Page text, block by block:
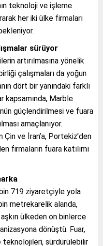
teknoloji ve işleme
her iki ülke firmaları
sürüyor
artırılmasına yönelik
çalışmaları da yoğun
dört bir yanındaki farklı
kapsamında, Marble
güçlendirilmesi ve fuara
amaçlanıyor.
Çin ve İran’a, Portekiz’den
firmaların fuara katılımı
bin 719 ziyaretçiyle yola
metrekarelik alanda,
ülkeden on binlerce
dönüştü. Fuar,
teknolojileri, sürdürülebilir